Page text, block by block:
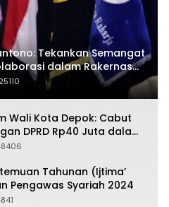
Tekankan Semangat
dalam Rakernas
Jasa Raharja
Wali Kota Depok: Cabut
DPRD Rp40 Juta dalam
Aksi Rakyat
Tahunan (Ijtima’
Pengawas Syariah 2024